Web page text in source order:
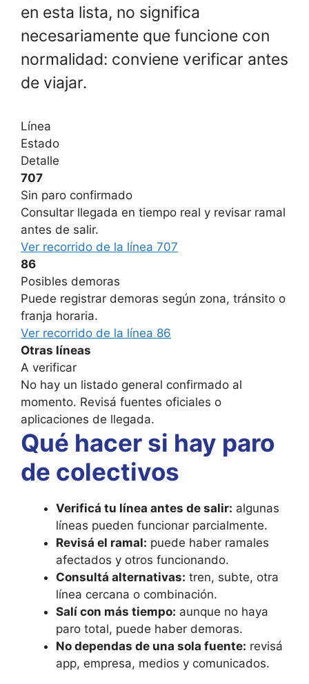
en esta lista, no significa
necesariamente que funcione con
normalidad: conviene verificar antes
de viajar.
Línea
Estado
Detalle
707
Sin paro confirmado
Consultar llegada en tiempo real y revisar ramal
antes de salir.
Ver recorrido de la línea 707
86
Posibles demoras
Puede registrar demoras según zona, tránsito o
franja horaria.
Ver recorrido de la línea 86
Otras líneas
A verificar
No hay un listado general confirmado al
momento. Revisá fuentes oficiales o
aplicaciones de llegada.
Qué hacer si hay paro
de colectivos
Verificá tu línea antes de salir: algunas
líneas pueden funcionar parcialmente.
Revisá el ramal: puede haber ramales
afectados y otros funcionando.
Consultá alternativas: tren, subte, otra
línea cercana o combinación.
Salí con más tiempo: aunque no haya
paro total, puede haber demoras.
No dependas de una sola fuente: revisá
app, empresa, medios y comunicados.